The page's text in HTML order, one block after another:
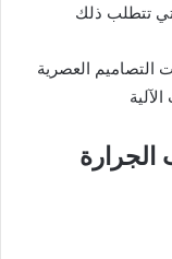
تتطلب ذلك
التصاميم العصرية
الجرارة